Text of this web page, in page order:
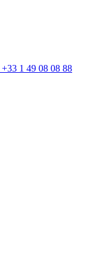
+33 1 49 08 08 88